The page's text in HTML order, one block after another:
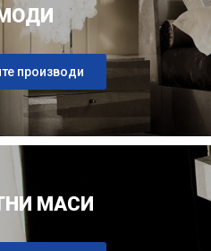
производи
МАСИ